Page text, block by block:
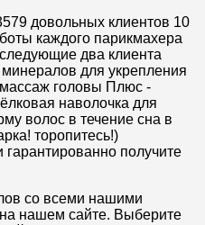
довольных клиентов 10
каждого парикмахера
два клиента
для укрепления
головы Плюс -
наволочка для
волос в течение сна в
торопитесь!)
получите
со всеми нашими
нашем сайте. Выберите